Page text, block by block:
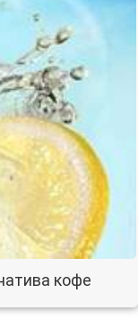
кофе